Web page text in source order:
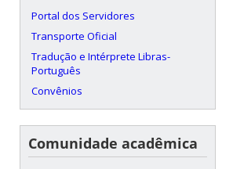
Portal dos Servidores
Transporte Oficial
Tradução e Intérprete Libras-
Português
Convênios
Comunidade acadêmica